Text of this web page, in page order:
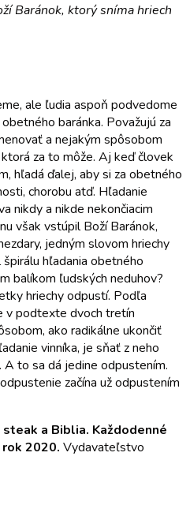
Baránok, ktorý sníma hriech
ale ľudia aspoň podvedome
baránka. Považujú za
a nejakým spôsobom
za to môže. Aj keď človek
hľadá ďalej, aby si za obetného
chorobu atď. Hľa­danie
nikdy a nikde nekončiacim
však vstúpil Boží Baránok,
jedným slovom hriechy
hľadania obetného
balíkom ľudských neduhov?
hriechy odpustí. Podľa
v podtexte dvoch tretín
ako radikálne ukončiť
vinní­ka, je sňať z neho
A to sa dá jedine odpustením.
začína už odpustením
a Biblia. Každodenné
2020. Vydavateľstvo